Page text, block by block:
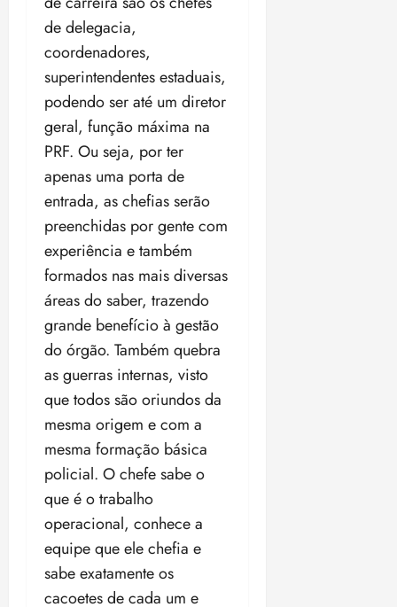
de delegacia,
coordenadores,
superintendentes estaduais,
podendo ser até um diretor
geral, função máxima na
PRF. Ou seja, por ter
apenas uma porta de
entrada, as chefias serão
preenchidas por gente com
experiência e também
formados nas mais diversas
áreas do saber, trazendo
grande benefício à gestão
do órgão. Também quebra
as guerras internas, visto
que todos são oriundos da
mesma origem e com a
mesma formação básica
policial. O chefe sabe o
que é o trabalho
operacional, conhece a
equipe que ele chefia e
sabe exatamente os
cacoetes de cada um e